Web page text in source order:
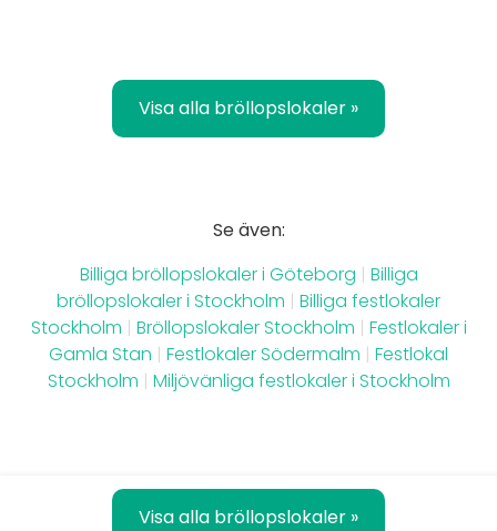
Visa alla bröllopslokaler »
Se även:
Billiga bröllopslokaler i Göteborg | Billiga
bröllopslokaler i Stockholm | Billiga festlokaler
Stockholm | Bröllopslokaler Stockholm | Festlokaler i
Gamla Stan | Festlokaler Södermalm | Festlokal
Stockholm | Miljövänliga festlokaler i Stockholm
Visa alla bröllopslokaler »